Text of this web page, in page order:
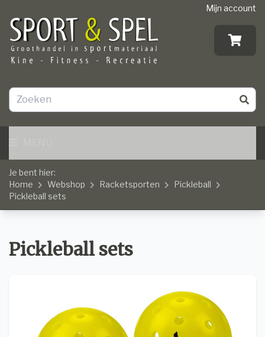
Mijn account
Je bent hier:
Home
Webshop Racketsporten
Pickleball
Pickleball sets
Pickleball sets